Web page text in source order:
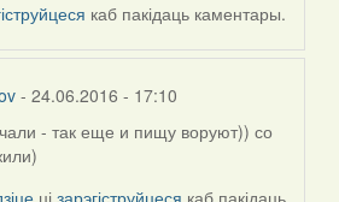
каб пакідаць каментары.
- 24.06.2016 - 17:10
- так еще и пищу воруют)) со